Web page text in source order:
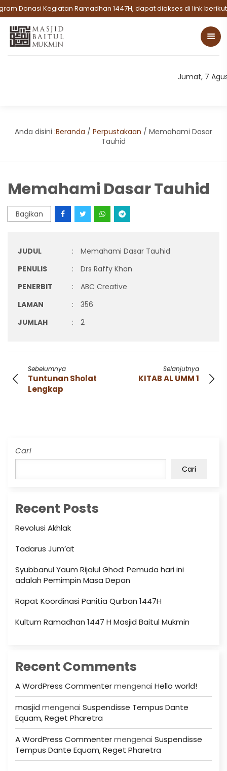
Donasi Kegiatan Ramadhan 1447H, dapat diakses di link berikut:
Jumat, 7
Anda disini :Beranda / Perpustakaan / Memahami Dasar
Tauhid
Memahami Dasar Tauhid
Bagikan
JUDUL :
Memahami Dasar Tauhid
PENULIS
:
Drs Raffy Khan
PENERBIT
:
ABC Creative
LAMAN
:
356
JUMLAH
: 2
Sebelumnya
Tuntunan Sholat
Lengkap
Selanjutnya
KITAB AL UMM 1
Cari
Cari
Recent Posts
Revolusi Akhlak
Tadarus Jum’at
Syubbanul Yaum Rijalul Ghod: Pemuda hari ini
adalah Pemimpin Masa Depan
Rapat Koordinasi Panitia Qurban 1447H
Kultum Ramadhan 1447 H Masjid Baitul Mukmin
Recent Comments
A WordPress Commentermengenai Hello world!
masjid mengenai Suspendisse Tempus Dante
Equam, Reget Pharetra
A WordPress Commentermengenai Suspendisse
Tempus Dante Equam, Reget Pharetra